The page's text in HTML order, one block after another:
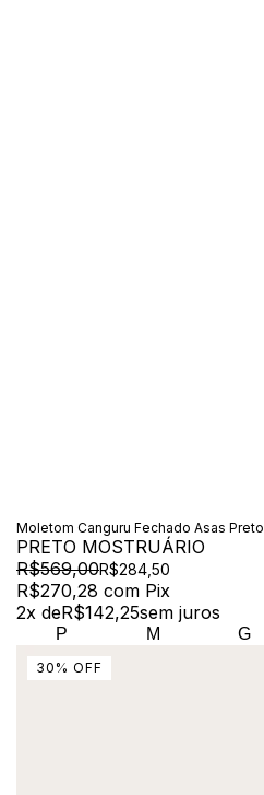
Moletom Canguru Fechado Asas Preto
PRETO MOSTRUÁRIO
R$569,00R$284,50
R$270,28 com Pix
2x deR$142,25sem juros
P M G
30 % OFF